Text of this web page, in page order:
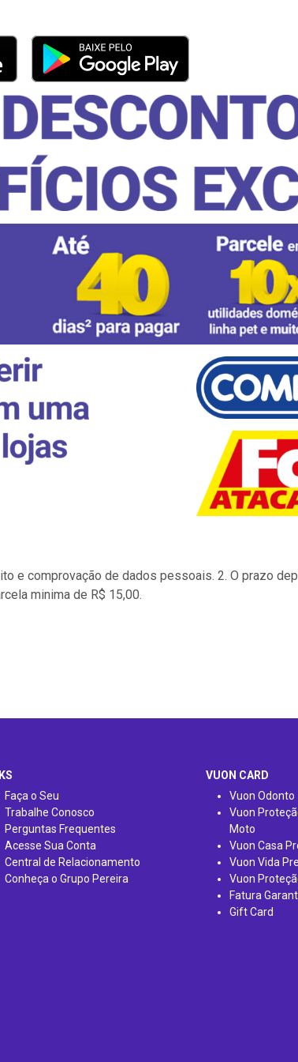
e comprovação de dados pessoais. 2. O prazo
minima de R$ 15,00.
Faça o Seu
Trabalhe Conosco
Perguntas Frequentes
Acesse Sua Conta
Central de Relacionamento
Conheça o Grupo Pereira
VUON CARD
Vuon Odonto
Vuon
Moto
Vuon Casa
Vuon Vida
Vuon
Fatura
Gift Card